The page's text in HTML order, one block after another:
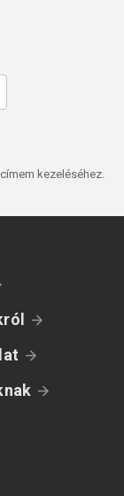
kezeléséhez.